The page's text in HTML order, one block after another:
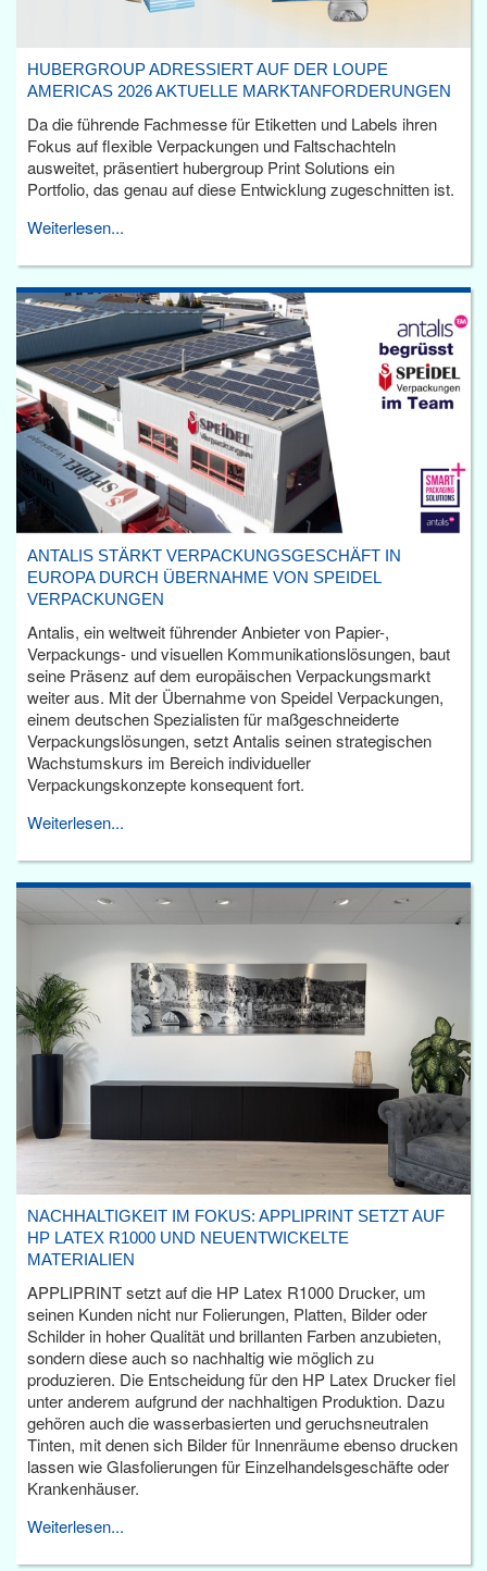
HUBERGROUP ADRESSIERT AUF DER LOUPE
AMERICAS 2026 AKTUELLE MARKTANFORDERUNGEN
Da die führende Fachmesse für Etiketten und Labels ihren
Fokus auf flexible Verpackungen und Faltschachteln
ausweitet, präsentiert hubergroup Print Solutions ein
Portfolio, das genau auf diese Entwicklung zugeschnitten ist.
Weiterlesen...
ANTALIS STÄRKT VERPACKUNGSGESCHÄFT IN
EUROPA DURCH ÜBERNAHME VON SPEIDEL
VERPACKUNGEN
Antalis, ein weltweit führender Anbieter von Papier-,
Verpackungs- und visuellen Kommunikationslösungen, baut
seine Präsenz auf dem europäischen Verpackungsmarkt
weiter aus. Mit der Übernahme von Speidel Verpackungen,
einem deutschen Spezialisten für maßgeschneiderte
Verpackungslösungen, setzt Antalis seinen strategischen
Wachstumskurs im Bereich individueller
Verpackungskonzepte konsequent fort.
Weiterlesen...
NACHHALTIGKEIT IM FOKUS: APPLIPRINT SETZT AUF
HP LATEX R1000 UND NEUENTWICKELTE
MATERIALIEN
APPLIPRINT setzt auf die HP Latex R1000 Drucker, um
seinen Kunden nicht nur Folierungen, Platten, Bilder oder
Schilder in hoher Qualität und brillanten Farben anzubieten,
sondern diese auch so nachhaltig wie möglich zu
produzieren. Die Entscheidung für den HP Latex Drucker fiel
unter anderem aufgrund der nachhaltigen Produktion. Dazu
gehören auch die wasserbasierten und geruchsneutralen
Tinten, mit denen sich Bilder für Innenräume ebenso drucken
lassen wie Glasfolierungen für Einzelhandelsgeschäfte oder
Krankenhäuser.
Weiterlesen...